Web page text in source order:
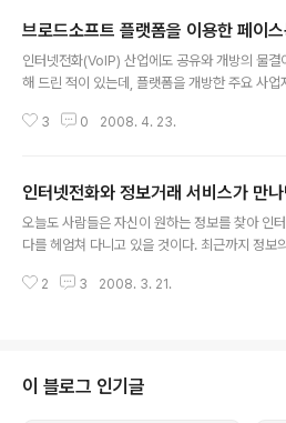
브로드소프트 플랫폼을 이용한 페이
인터넷전화(VoIP) 산업에도 공유와 개방의 물결
해 드린 적이 있는데, 플랫폼을 개방한 주요 사
업자가 또 있는데, 오늘 소개드리려고 하는 곳
드소프트도 API를 공개하고 서드파티 어플리케
로드소프트의 프로젝트 이름은 BroadSoft
로그램과 개발한 어플리케이션을 올려서 판매도
3 0 2008. 4. 23.
인터넷전화와 정보거래 서비스가 만
오늘도 사람들은 자신이 원하는 정보를 찾아 인
다를 헤엄쳐 다니고 있을 것이다. 최근까지 정보
수 있을 것이다. 네이버가 이렇게 성장하는데 결정
한 것이 사실이다. 이런 흐름을 재빠르게 간파해서
들(Experts)을 모아서 유료로 정보를 제공하는
2 3 2008. 3. 21.
이 블로그 인기글